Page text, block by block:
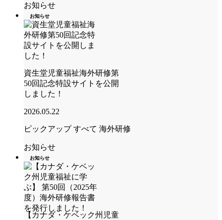
お知らせ
お知らせ
資生堂児童福祉海外研修第
50回記念特設サイトを公開
しました！
2026.05.22
ピックアップ すべて 海外研修
お知らせ
お知らせ
【カナダ・ケベック州児童